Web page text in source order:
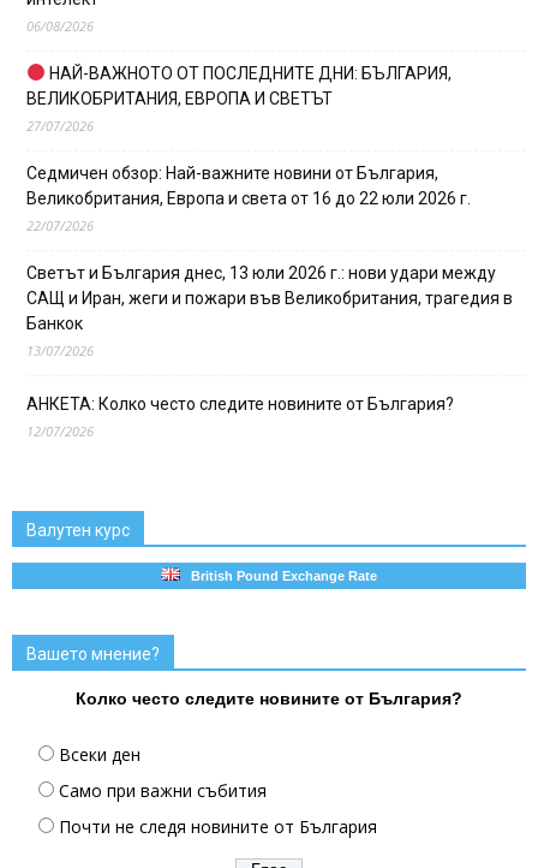
06/08/2026
НАЙ-ВАЖНОТО ОТ ПОСЛЕДНИТЕ ДНИ: БЪЛГАРИЯ,
ВЕЛИКОБРИТАНИЯ, ЕВРОПА И СВЕТЪТ
27/07/2026
Седмичен обзор: Най-важните новини от България,
Великобритания, Европа и света от 16 до 22 юли 2026 г.
22/07/2026
Светът и България днес, 13 юли 2026 г.: нови удари между
САЩ и Иран, жеги и пожари във Великобритания, трагедия в
Банкок
13/07/2026
АНКЕТА: Колко често следите новините от България?
12/07/2026
Валутен курс
British Pound Exchange Rate
Вашето мнение?
Колко често следите новините от България?
Всеки ден
Само при важни събития
Почти не следя новините от България